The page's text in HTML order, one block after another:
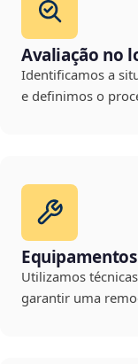
Avaliação no
Identificamos a
e definimos o
Utilizamos
garantir uma